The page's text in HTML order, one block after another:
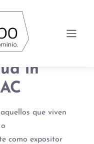
in
que viven
como expositor